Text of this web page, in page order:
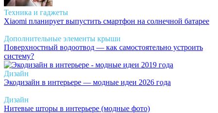
Техника и гаджеты
Xiaomi планирует выпустить смартфон на солнечной батарее
Дополнительные элементы крыши
Поверхностный водоотвод — как самостоятельно устроить
систему?
Дизайн
Экодизайн в интерьере — модные идеи 2026 года
Дизайн
Нитевые шторы в интерьере (модные фото)